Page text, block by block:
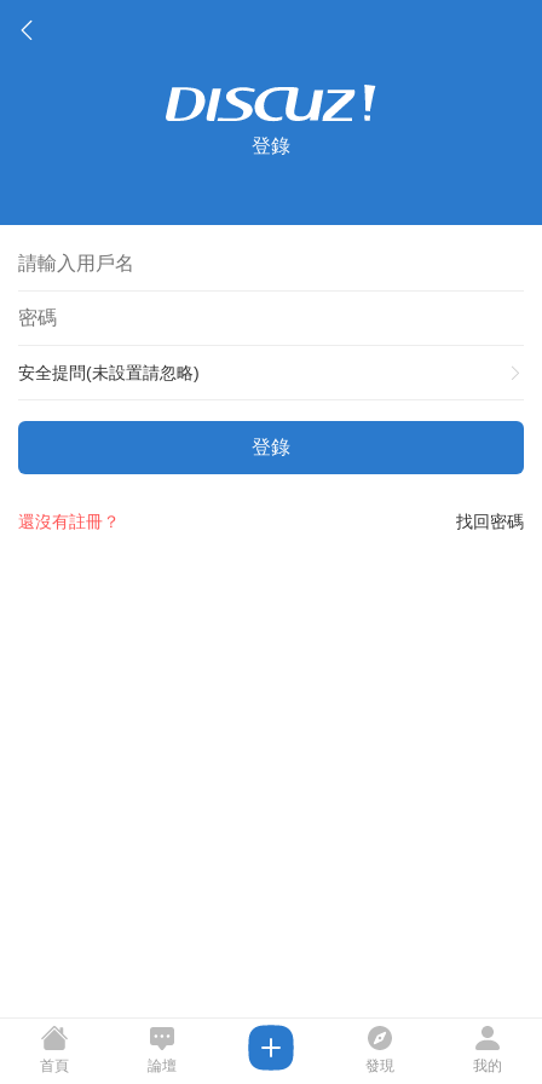
登錄
安全提問(未設置請忽略)
登錄
找回密碼
還沒有註冊？
首頁 論壇 發現 我的